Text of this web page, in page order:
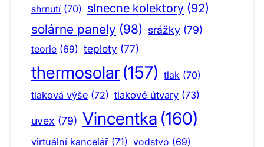
shrnutí (70) slnecne kolektory (92)
solárne panely (98) srážky (79)
teorie (69) teploty (77)
thermosolar (157) tlak (70)
tlaková výše (72) tlakové útvary (73)
uvex (79) Vincentka (160)
virtuální kancelář (71) vodstvo (69)